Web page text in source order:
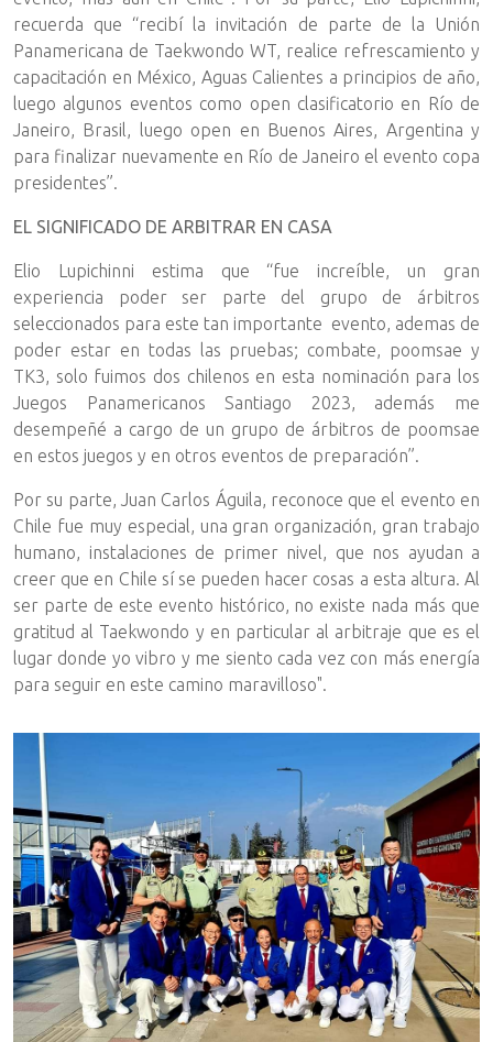
recuerda que “recibí la invitación de parte de la Unión
Panamericana de Taekwondo WT, realice refrescamiento y
capacitación en México, Aguas Calientes a principios de año,
luego algunos eventos como open clasificatorio en Río de
Janeiro, Brasil, luego open en Buenos Aires, Argentina y
para finalizar nuevamente en Río de Janeiro el evento copa
presidentes”.
EL SIGNIFICADO DE ARBITRAR EN CASA
Elio Lupichinni estima que “fue increíble, un gran
experiencia poder ser parte del grupo de árbitros
seleccionados para este tan importante evento, ademas de
poder estar en todas las pruebas; combate, poomsae y
TK3, solo fuimos dos chilenos en esta nominación para los
Juegos Panamericanos Santiago 2023, además me
desempeñé a cargo de un grupo de árbitros de poomsae
en estos juegos y en otros eventos de preparación”.
Por su parte, Juan Carlos Águila, reconoce que el evento en
Chile fue muy especial, una gran organización, gran trabajo
humano, instalaciones de primer nivel, que nos ayudan a
creer que en Chile sí se pueden hacer cosas a esta altura. Al
ser parte de este evento histórico, no existe nada más que
gratitud al Taekwondo y en particular al arbitraje que es el
lugar donde yo vibro y me siento cada vez con más energía
para seguir en este camino maravilloso".